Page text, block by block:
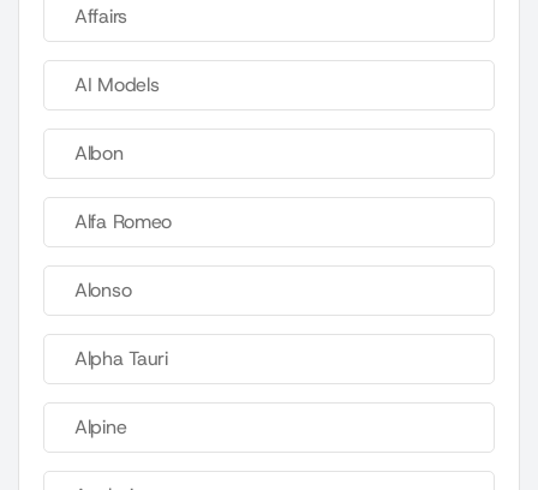
Affairs
AI Models
Albon
Alfa Romeo
Alonso
Alpha Tauri
Alpine